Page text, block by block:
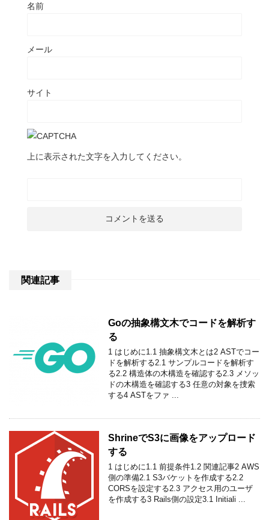
名前
メール
サイト
上に表示された文字を入力してください。
関連記事
Goの抽象構文木でコードを解析す
る
1 はじめに1.1 抽象構文木とは2 ASTでコー
ドを解析する2.1 サンプルコードを解析す
る2.2 構造体の木構造を確認する2.3 メソッ
ドの木構造を確認する3 任意の対象を捜索
する4 ASTをファ ...
ShrineでS3に画像をアップロード
する
1 はじめに1.1 前提条件1.2 関連記事2 AWS
側の準備2.1 S3バケットを作成する2.2
CORSを設定する2.3 アクセス用のユーザ
を作成する3 Rails側の設定3.1 Initiali ...